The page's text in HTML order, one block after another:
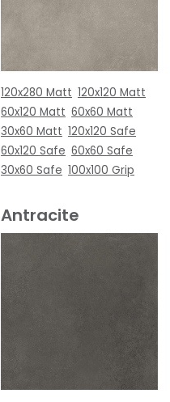
120x280 Matt 120x120 Matt
60x120 Matt 60x60 Matt
30x60 Matt 120x120 Safe
60x120 Safe 60x60 Safe
30x60 Safe 100x100 Grip
Antracite